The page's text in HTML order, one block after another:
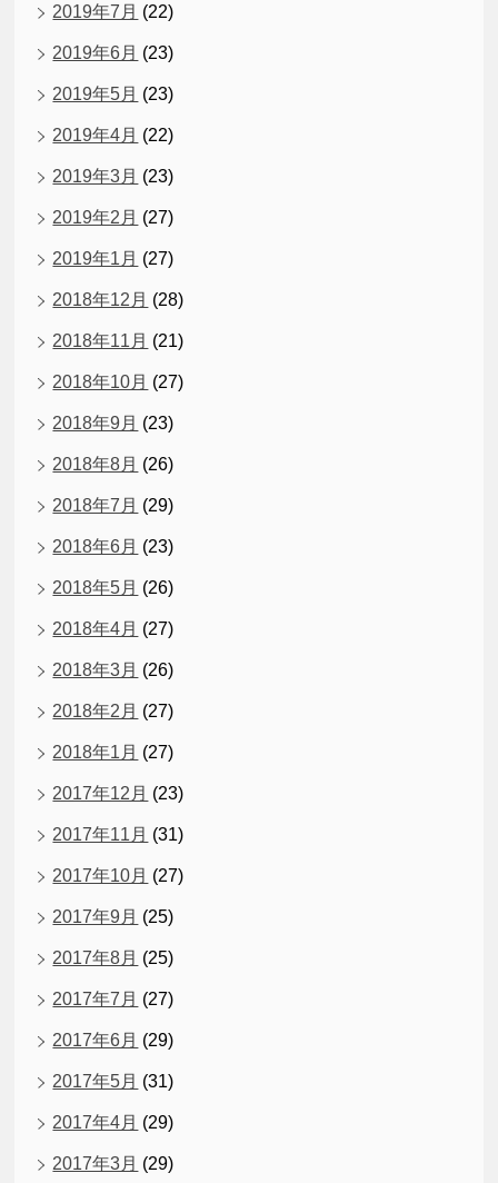
2019年7月 (22)
2019年6月 (23)
2019年5月 (23)
2019年4月 (22)
2019年3月 (23)
2019年2月 (27)
2019年1月 (27)
2018年12月 (28)
2018年11月 (21)
2018年10月 (27)
2018年9月 (23)
2018年8月 (26)
2018年7月 (29)
2018年6月 (23)
2018年5月 (26)
2018年4月 (27)
2018年3月 (26)
2018年2月 (27)
2018年1月 (27)
2017年12月 (23)
2017年11月 (31)
2017年10月 (27)
2017年9月 (25)
2017年8月 (25)
2017年7月 (27)
2017年6月 (29)
2017年5月 (31)
2017年4月 (29)
2017年3月 (29)